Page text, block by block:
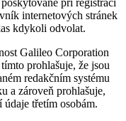
internetových stránek
kdykoli odvolat.
Galileo Corporation
prohlašuje, že jsou
redakčním systému
a zároveň prohlašuje,
údaje třetím osobám.